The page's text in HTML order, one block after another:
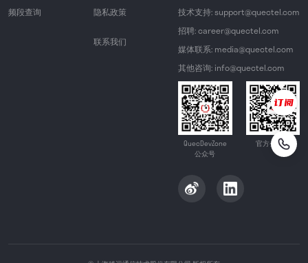
频段查询
隐私政策
联系我们
技术支持: support@quectel.com
招聘: career@quectel.com
媒体联系: media@quectel.com
其他咨询: info@quectel.com
QuecDevZone
公众号
官方公众号